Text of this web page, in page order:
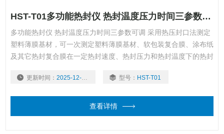
HST-T01多功能热封仪 热封温度压力时间三参数可调
多功能热封仪 热封温度压力时间三参数可调 采用热压封口法测定
塑料薄膜基材，可一次测定塑料薄膜基材、软包装复合膜、涂布纸
及其它热封复合膜在一定热封速度、热封压力和热封温度下的热封
不同的热封性能，其封口工艺参数可能差别很大。使用该设备可准
更新时间： 2025-12-01 型号： HST-T01
查看详情